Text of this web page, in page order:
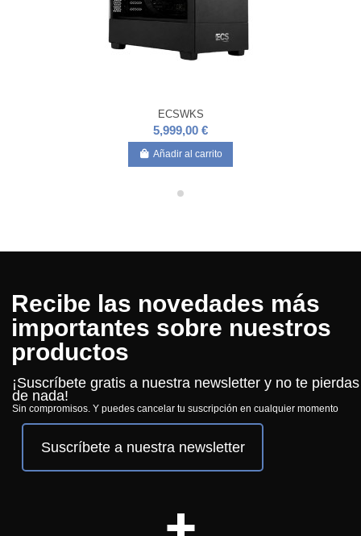
ECSWKS
5,999,00 €
Añadir al carrito
Recibe las novedades más
importantes sobre nuestros
productos
¡Suscríbete gratis a nuestra newsletter y no te pierdas
de nada!
Sin compromisos. Y puedes cancelar tu suscripción en cualquier momento
Suscríbete a nuestra newsletter